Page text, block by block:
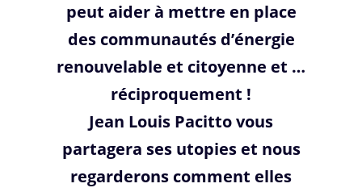
peut aider à mettre en place
des communautés d’énergie
renouvelable et citoyenne et …
réciproquement !
Jean Louis Pacitto vous
partagera ses utopies et nous
regarderons comment elles